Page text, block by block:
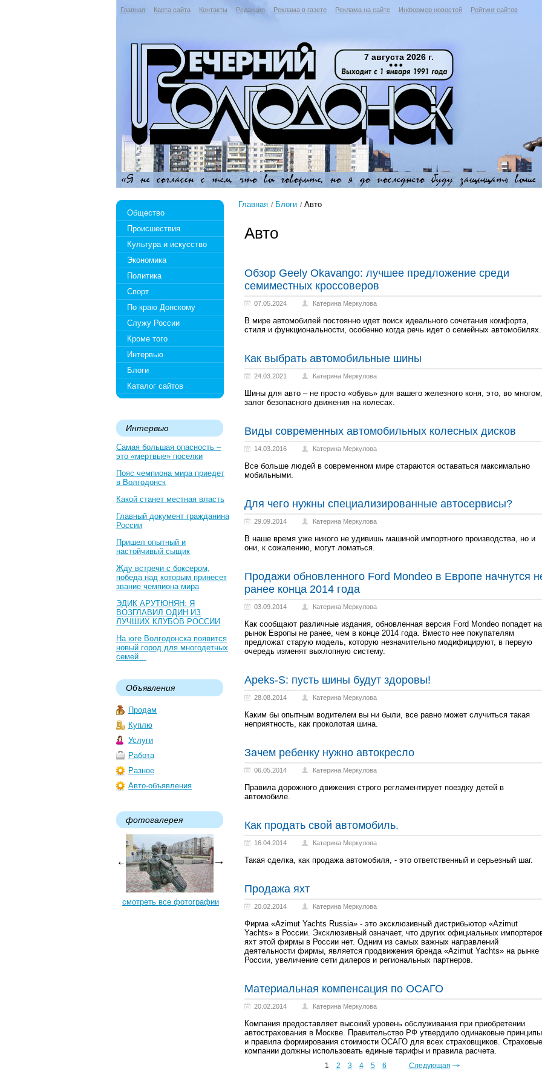
Главная Карта сайта Контакты Редакция Реклама в газете Реклама на сайте Информер новостей Рейтинг сайтов
7 августа 2026 г.
Общество
Происшествия
Культура и искусство
Экономика
Политика
Спорт
По краю Донскому
Служу России
Кроме того
Интервью
Блоги
Каталог сайтов
Интервью
Самая большая опасность –
это «мертвые» поселки
Пояс чемпиона мира приедет
в Волгодонск
Какой станет местная власть
Главный документ гражданина
России
Пришел опытный и
настойчивый сыщик
Жду встречи с боксером,
победа над которым принесет
звание чемпиона мира
ЭДИК АРУТЮНЯН: Я
ВОЗГЛАВИЛ ОДИН ИЗ
ЛУЧШИХ КЛУБОВ РОССИИ
На юге Волгодонска появится
новый город для многодетных
семей…
Объявления
Продам
Куплю
Услуги
Работа
Разное
Авто-объявления
фотогалерея
смотреть все фотографии
Главная Блоги Авто
Авто
Обзор Geely Okavango: лучшее предложение среди
семиместных кроссоверов
07.05.2024 Катерина Меркулова
В мире автомобилей постоянно идет поиск идеального сочетания комфорта,
стиля и функциональности, особенно когда речь идет о семейных автомобилях.
Как выбрать автомобильные шины
24.03.2021 Катерина Меркулова
Шины для авто – не просто «обувь» для вашего железного коня, это, во
залог безопасного движения на колесах.
Виды современных автомобильных колесных дисков
14.03.2016 Катерина Меркулова
Все больше людей в современном мире стараются оставаться максимально
мобильными.
Для чего нужны специализированные автосервисы?
29.09.2014 Катерина Меркулова
В наше время уже никого не удивишь машиной импортного производства, но и
они, к сожалению, могут ломаться.
Продажи обновленного Ford Mondeo в Европе начнутся
ранее конца 2014 года
03.09.2014 Катерина Меркулова
Как сообщают различные издания, обновленная версия Ford Mondeo попадет на
рынок Европы не ранее, чем в конце 2014 года. Вместо нее покупателям
предложат старую модель, которую незначительно модифицируют, в первую
очередь изменят выхлопную систему.
Apeks-S: пусть шины будут здоровы!
28.08.2014 Катерина Меркулова
Каким бы опытным водителем вы ни были, все равно может случиться такая
неприятность, как проколотая шина.
Зачем ребенку нужно автокресло
06.05.2014 Катерина Меркулова
Правила дорожного движения строго регламентирует поездку детей в
автомобиле.
Как продать свой автомобиль.
16.04.2014 Катерина Меркулова
Такая сделка, как продажа автомобиля, - это ответственный и серьезный шаг.
Продажа яхт
20.02.2014 Катерина Меркулова
Фирма «Azimut Yachts Russia» - это эксклюзивный дистрибьютор «Azimut
Yachts» в России. Эксклюзивный означает, что других официальных
яхт этой фирмы в России нет. Одним из самых важных направлений
деятельности фирмы, является продвижения бренда «Azimut Yachts» на рынке
России, увеличение сети дилеров и региональных партнеров.
Материальная компенсация по ОСАГО
20.02.2014 Катерина Меркулова
Компания предоставляет высокий уровень обслуживания при приобретении
автострахования в Москве. Правительство РФ утвердило одинаковые принципы
и правила формирования стоимости ОСАГО для всех страховщиков. Страховые
компании должны использовать единые тарифы и правила расчета.
1 2 3 4 5 6 Следующая